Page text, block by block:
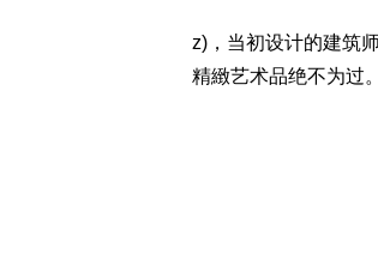
z)，当初设计的建筑
精緻艺术品绝不为过